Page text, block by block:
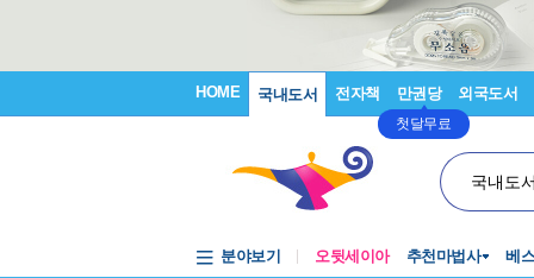
HOME 국내도서 전자책 만권당
첫달무료
외국도서
국내도
분야보기 오뒷세이아 추천마법사 베